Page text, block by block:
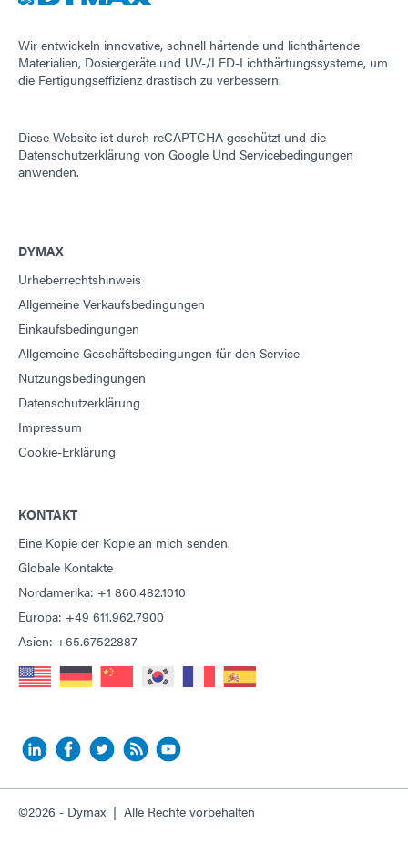
Wir entwickeln innovative, schnell härtende und lichthärtende
Materialien, Dosiergeräte und UV-/LED-Lichthärtungssysteme, um
die Fertigungseffizienz drastisch zu verbessern.
Diese Website ist durch reCAPTCHA geschützt und die
Datenschutzerklärung von Google Und Servicebedingungen
anwenden.
DYMAX
Urheberrechtshinweis
Allgemeine Verkaufsbedingungen
Einkaufsbedingungen
Allgemeine Geschäftsbedingungen für den Service
Nutzungsbedingungen
Datenschutzerklärung
Impressum
Cookie-Erklärung
KONTAKT
Eine Kopie der Kopie an mich senden.
Globale Kontakte
Nordamerika: +1 860.482.1010
Europa: +49 611.962.7900
Asien: +65.67522887
©2026 - Dymax | Alle Rechte vorbehalten